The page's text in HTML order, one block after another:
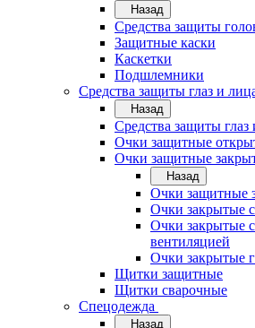
Назад
Средства защиты
Защитные каски
Каскетки
Подшлемники
Средства защиты глаз и
Назад
Средства защиты глаз
Очки защитные
Очки защитные
Назад
Очки защитные
Очки закрытые
Очки закрытые
вентиляцией
Очки закрытые
Щитки защитные
Щитки сварочные
Спецодежда
Назад